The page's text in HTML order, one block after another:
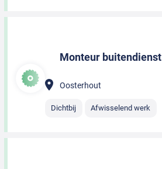
Monteur buitendienst
Oosterhout
Dichtbij Afwisselend werk